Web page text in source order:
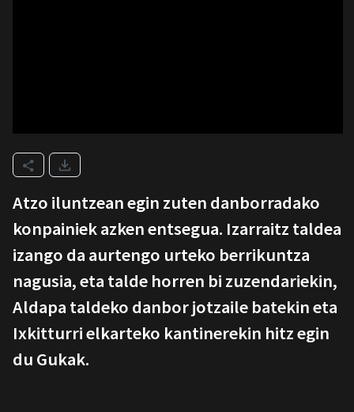
Atzo iluntzean egin zuten danborradako
konpainiek azken entsegua. Izarraitz taldea
izango da aurtengo urteko berrikuntza
nagusia, eta talde horren bi zuzendariekin,
Aldapa taldeko danbor jotzaile batekin eta
Ixkitturri elkarteko kantinerekin hitz egin
du Gukak.